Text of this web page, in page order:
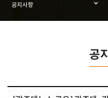
공지사항
공